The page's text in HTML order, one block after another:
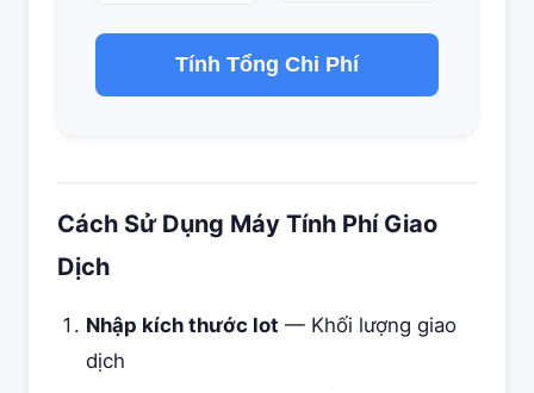
Tính Tổng Chi Phí
Cách Sử Dụng Máy Tính Phí Giao
Dịch
Nhập kích thước lot — Khối lượng giao
dịch